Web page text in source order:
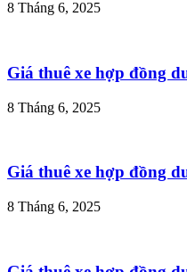
8 Tháng 6, 2025
Giá thuê xe hợp đồng
8 Tháng 6, 2025
Giá thuê xe hợp đồng
8 Tháng 6, 2025